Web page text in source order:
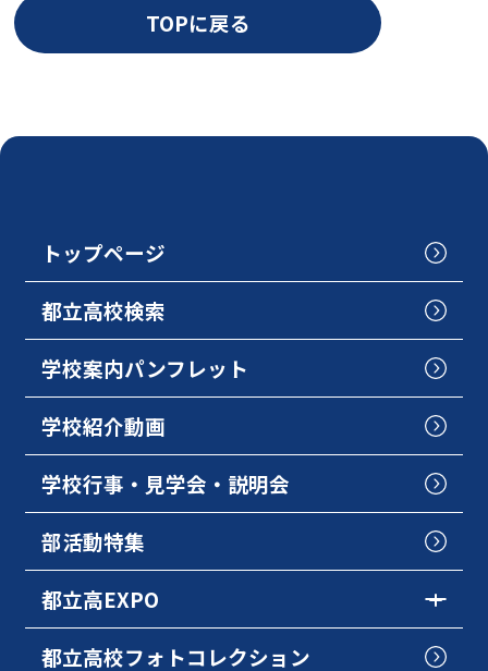
TOPに戻る
トップページ
都立高校検索
学校案内パンフレット
学校紹介動画
学校行事・見学会・説明会
部活動特集
都立高EXPO
都立高校フォトコレクション